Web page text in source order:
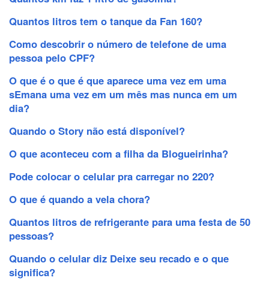
Quantos litros tem o tanque da Fan 160?
Como descobrir o número de telefone de uma
pessoa pelo CPF?
O que é o que é que aparece uma vez em uma
sEmana uma vez em um mês mas nunca em um
dia?
Quando o Story não está disponível?
O que aconteceu com a filha da Blogueirinha?
Pode colocar o celular pra carregar no 220?
O que é quando a vela chora?
Quantos litros de refrigerante para uma festa de 50
pessoas?
Quando o celular diz Deixe seu recado e o que
significa?